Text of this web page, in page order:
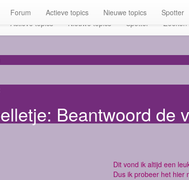
Actieve topics Nieuwe topics Spotter Zoeken
Forum Actieve topics Nieuwe topics Spotter
Beantwoord de
Dit vond ik altijd een
Dus ik probeer het hier